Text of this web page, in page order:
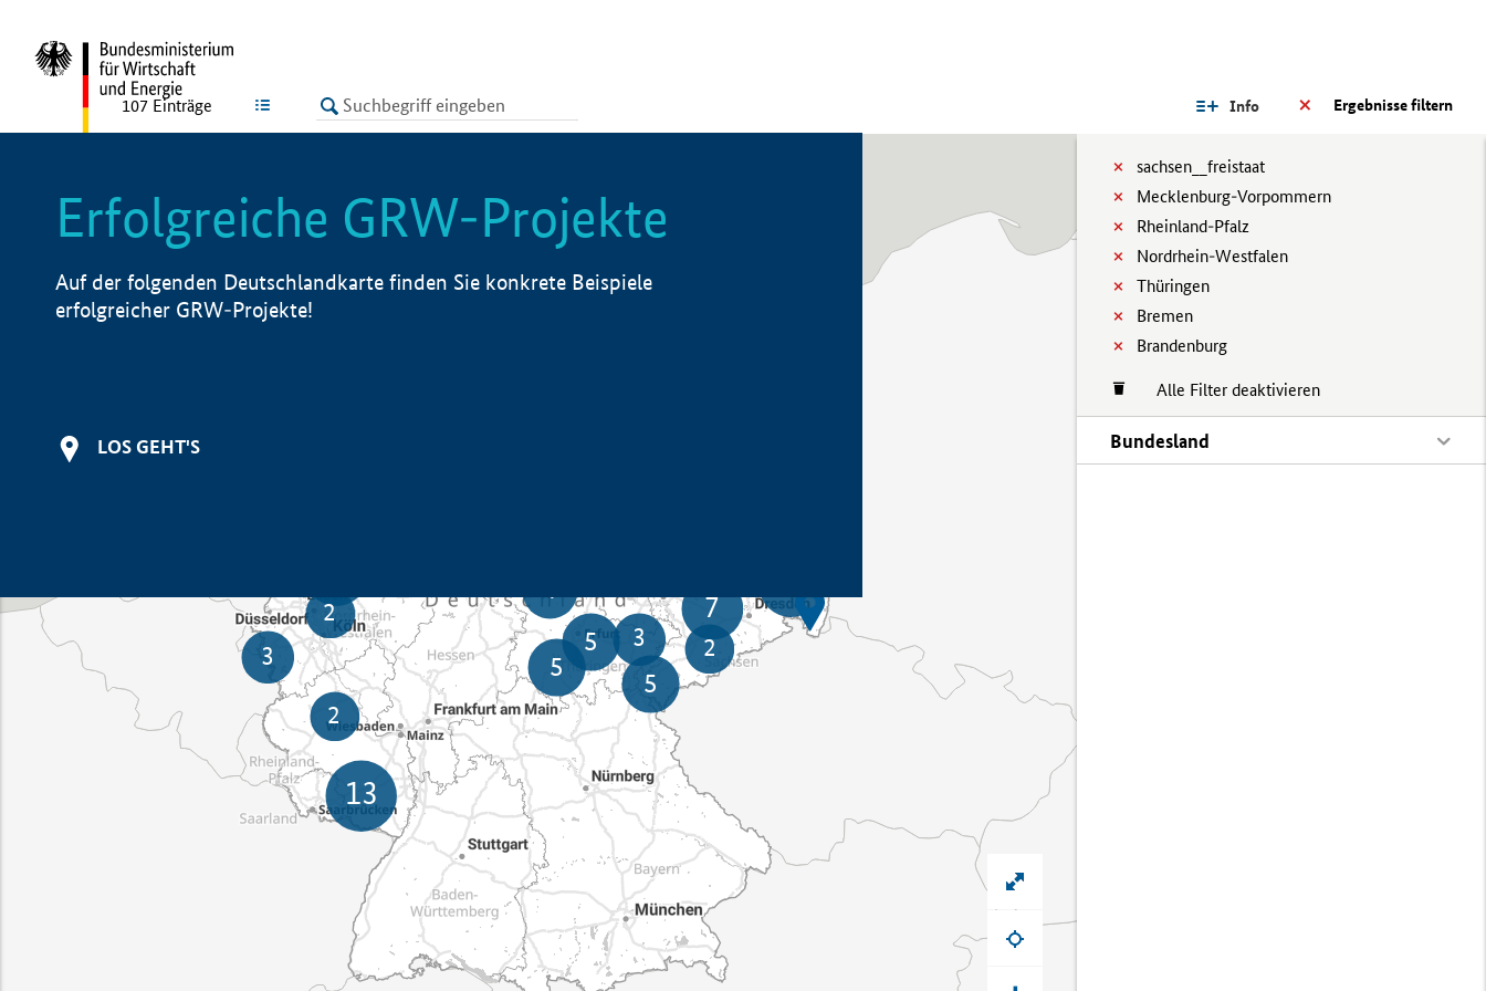
LISTE Ergebnisse filtern
Info
sachsen__freistaat
Mecklenburg-Vorpommern
Rheinland-Pfalz
Nordrhein-Westfalen
Thüringen
Bremen
Brandenburg
Alle Filter deaktivieren
Bundesland
107 Einträge
Erfolgreiche GRW-Projekte
Auf der folgenden Deutschlandkarte finden Sie konkrete Beispiele
erfolgreicher GRW-Projekte!
LOS GEHT'S